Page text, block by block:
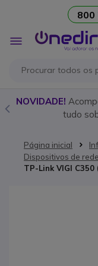
800
Alternar
Nav
NOVIDADE!
tudo
Página inicial
Dispositivos de rede
TP-Link VIGI